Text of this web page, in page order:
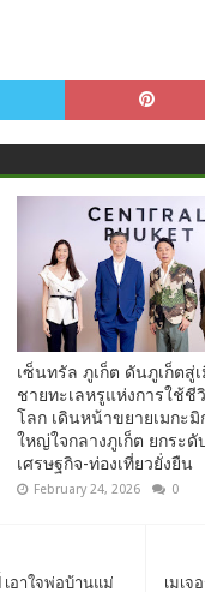
เซ็นทรัล ภูเก็ต ดันภูเก็ตสู่เ
ชายทะเลหรูแห่งการใช้ชี
โลก เดินหน้าขยายเมกะมิ
ใหญ่ใจกลางภูเก็ต ยกระดั
เศรษฐกิจ-ท่องเที่ยวยั่งยืน
February 24, 2026 0
เมเจ
อาใจพ่อบ้านแม่